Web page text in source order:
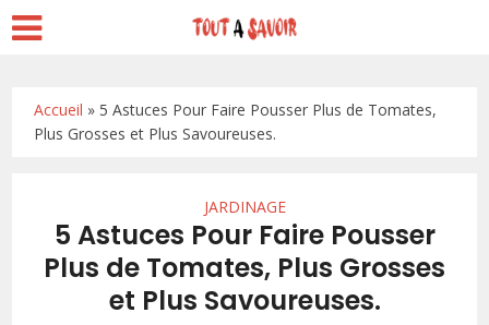
Accueil » 5 Astuces Pour Faire Pousser Plus de Tomates,
Plus Grosses et Plus Savoureuses.
JARDINAGE
5 Astuces Pour Faire Pousser
Plus de Tomates, Plus Grosses
et Plus Savoureuses.